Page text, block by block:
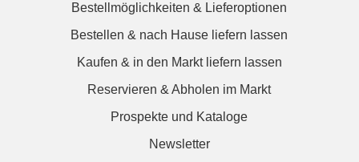
Bestellmöglichkeiten & Lieferoptionen
Bestellen & nach Hause liefern lassen
Kaufen & in den Markt liefern lassen
Reservieren & Abholen im Markt
Prospekte und Kataloge
Newsletter